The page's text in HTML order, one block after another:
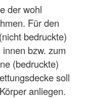
der wohl
Für den
bedruckte)
bzw. zum
(bedruckte)
soll
anliegen.